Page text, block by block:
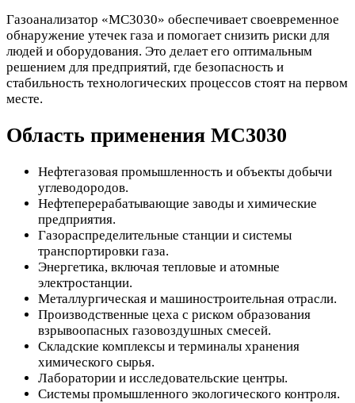
Газоанализатор «МС3030» обеспечивает своевременное
обнаружение утечек газа и помогает снизить риски для
людей и оборудования. Это делает его оптимальным
решением для предприятий, где безопасность и
стабильность технологических процессов стоят на первом
месте.
Область применения МС3030
Нефтегазовая промышленность и объекты добычи
углеводородов.
Нефтеперерабатывающие заводы и химические
предприятия.
Газораспределительные станции и системы
транспортировки газа.
Энергетика, включая тепловые и атомные
электростанции.
Металлургическая и машиностроительная отрасли.
Производственные цеха с риском образования
взрывоопасных газовоздушных смесей.
Складские комплексы и терминалы хранения
химического сырья.
Лаборатории и исследовательские центры.
Системы промышленного экологического контроля.